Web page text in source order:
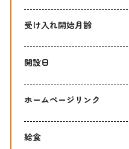
受け入れ開始月齢
開設日
ホームページリンク
給食